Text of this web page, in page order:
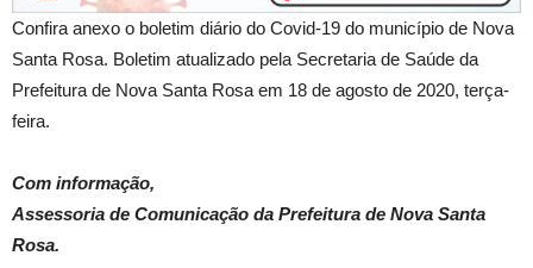
Confira anexo o boletim diário do Covid-19 do município de Nova
Santa Rosa. Boletim atualizado pela Secretaria de Saúde da
Prefeitura de Nova Santa Rosa em 18 de agosto de 2020, terça-
feira.
Com informação,
Assessoria de Comunicação da Prefeitura de Nova Santa
Rosa.